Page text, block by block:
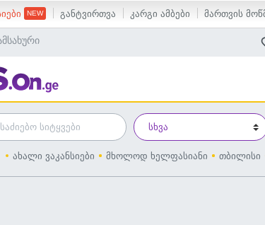
განტვირთვა კარგი ამბები მართვის
ახალი ვაკანსიები მხოლოდ ხელფასიანი თბილისი